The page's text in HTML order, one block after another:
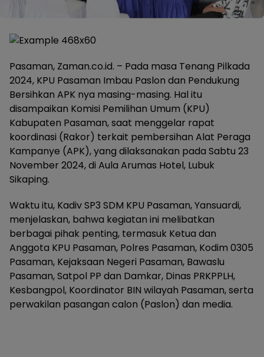
Pasaman, Zaman.co.id. – Pada masa Tenang Pilkada
2024, KPU Pasaman Imbau Paslon dan Pendukung
Bersihkan APK nya masing-masing. Hal itu
disampaikan Komisi Pemilihan Umum (KPU)
Kabupaten Pasaman, saat menggelar rapat
koordinasi (Rakor) terkait pembersihan Alat Peraga
Kampanye (APK), yang dilaksanakan pada Sabtu 23
November 2024, di Aula Arumas Hotel, Lubuk
Sikaping.
Waktu itu, Kadiv SP3 SDM KPU Pasaman, Yansuardi,
menjelaskan, bahwa kegiatan ini melibatkan
berbagai pihak penting, termasuk Ketua dan
Anggota KPU Pasaman, Polres Pasaman, Kodim 0305
Pasaman, Kejaksaan Negeri Pasaman, Bawaslu
Pasaman, Satpol PP dan Damkar, Dinas PRKPPLH,
Kesbangpol, Koordinator BIN wilayah Pasaman, serta
perwakilan pasangan calon (Paslon) dan media.